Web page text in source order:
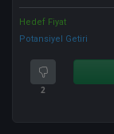
Hedef Fiyat
Potansiyel Getiri
2